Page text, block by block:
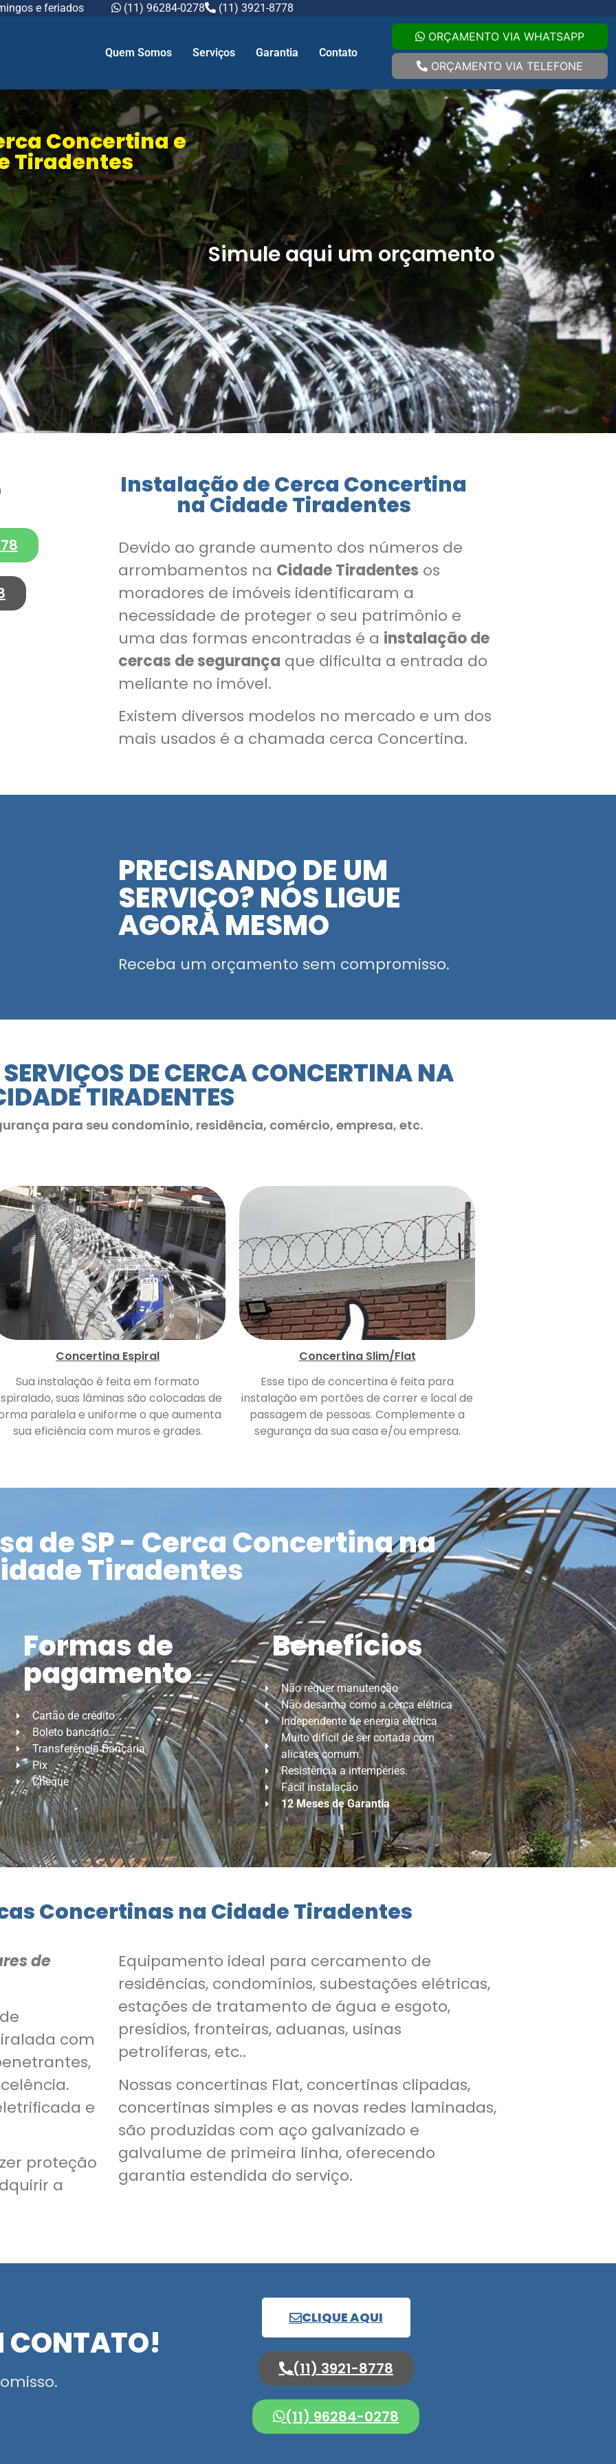
e feriados (11) 96284-0278 (11) 3921-8778
Quem Somos Serviços Garantia Contato
ORÇAMENTO VIA WHATSAPP
ORÇAMENTO VIA TELEFONE
Concertina e
Tiradentes
Simule aqui um orçamento
Instalação de Cerca Concertina
na Cidade Tiradentes
Devido ao grande aumento dos números de
arrombamentos na Cidade Tiradentes os
moradores de imóveis identificaram a
necessidade de proteger o seu patrimônio e
uma das formas encontradas é a instalação de
cercas de segurança que dificulta a entrada do
meliante no imóvel.
Existem diversos modelos no mercado e um dos
mais usados é a chamada cerca Concertina.
PRECISANDO DE UM
SERVIÇO? NÓS LIGUE
AGORA MESMO
Receba um orçamento sem compromisso.
DE CERCA CONCERTINA NA
TIRADENTES
para seu condomínio, residência, comércio, empresa, etc.
Concertina Espiral
Sua instalação é feita em formato
suas lâminas são colocadas de
paralela e uniforme o que aumenta
sua eficiência com muros e grades.
Concertina Slim/Flat
Esse tipo de concertina é feita para
instalação em portões de correr e local de
passagem de pessoas. Complemente a
segurança da sua casa e/ou empresa.
de SP - Cerca Concertina na
Tiradentes
Formas de
pagamento
Cartão de crédito
Boleto bancário
Transferência Bancária
Pix
Cheque
Benefícios
Não requer manutenção
Não desarma como a cerca elétrica
Independente de energia elétrica
Muito difícil de ser cortada com
alicates comum.
Resistência a intempéries.
Fácil instalação
12 Meses de Garantia
Concertinas na Cidade Tiradentes
de
com
e
proteção
a
Equipamento ideal para cercamento de
residências, condomínios, subestações elétricas,
estações de tratamento de água e esgoto,
presídios, fronteiras, aduanas, usinas
petrolíferas, etc..
Nossas concertinas Flat, concertinas clipadas,
concertinas simples e as novas redes laminadas,
são produzidas com aço galvanizado e
galvalume de primeira linha, oferecendo
garantia estendida do serviço.
CONTATO!
CLIQUE AQUI
(11) 3921-8778
(11) 96284-0278